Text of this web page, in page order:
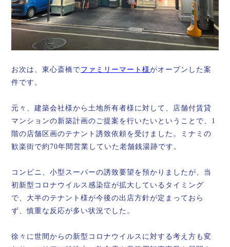
お次は、東心斎橋でファミリーマート様がオープンした案
件です。
元々、建築会社様から土地所有者様に対して、店舗付賃貸
マンションの新築計画のご提案を行いたいということで、1
階の店舗区画のテナント誘致依頼を受けました。ミナミの
歓楽街で約70年間営業していた老舗銭湯跡です。
コンビニ、小型スーパーの誘致要望を預かりましたが、当
初新型コロナウイルス感染症が拡大しているタイミング
で、大半のテナント様が今後の出店方針が定まっておら
ず、慎重な反応が多い状況でした。
徐々に世間からの新型コロナウイルスに対する考え方も変